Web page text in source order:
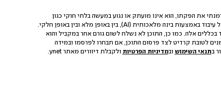
את הפקתו, הוא אינו מועתק או נגוע במעשה בלתי חוקי כגון
הסגת גבול ופגיעה בפרטיות. התוכן לא הופק, לא נערך ולא עבר כל עיבוד באמצעות בינה מלאכותית (AI), בין באופן מלא ובין באופן חלקי.
בכללים אלה. כמו כן, התוכן לא נשלח לשום גורם אחר במקביל והוא
לטובת קרדיט לצד פרסום התוכן, אם תבחרו לפרסמו ובמידה
בתנאי השימוש ובמדיניות הפרטיות ולקבלת דיוורים מאתר ynet.